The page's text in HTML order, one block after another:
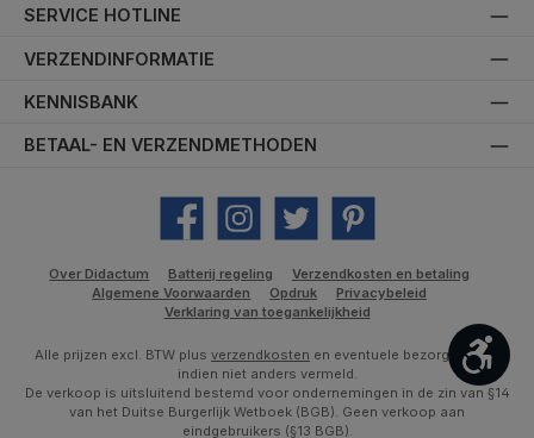
SERVICE HOTLINE
VERZENDINFORMATIE
KENNISBANK
BETAAL- EN VERZENDMETHODEN
Facebook Instagram Twitter Pinterest
Over Didactum Batterij regeling
Verzendkosten en betaling
Algemene Voorwaarden
Opdruk
Privacybeleid
Verklaring van toegankelijkheid
Alle prijzen excl. BTW plus verzendkosten en eventuele bezorgkosten,
indien niet anders vermeld.
De verkoop is uitsluitend bestemd voor ondernemingen in de zin van §14
van het Duitse Burgerlijk Wetboek (BGB). Geen verkoop aan
eindgebruikers (§13 BGB).